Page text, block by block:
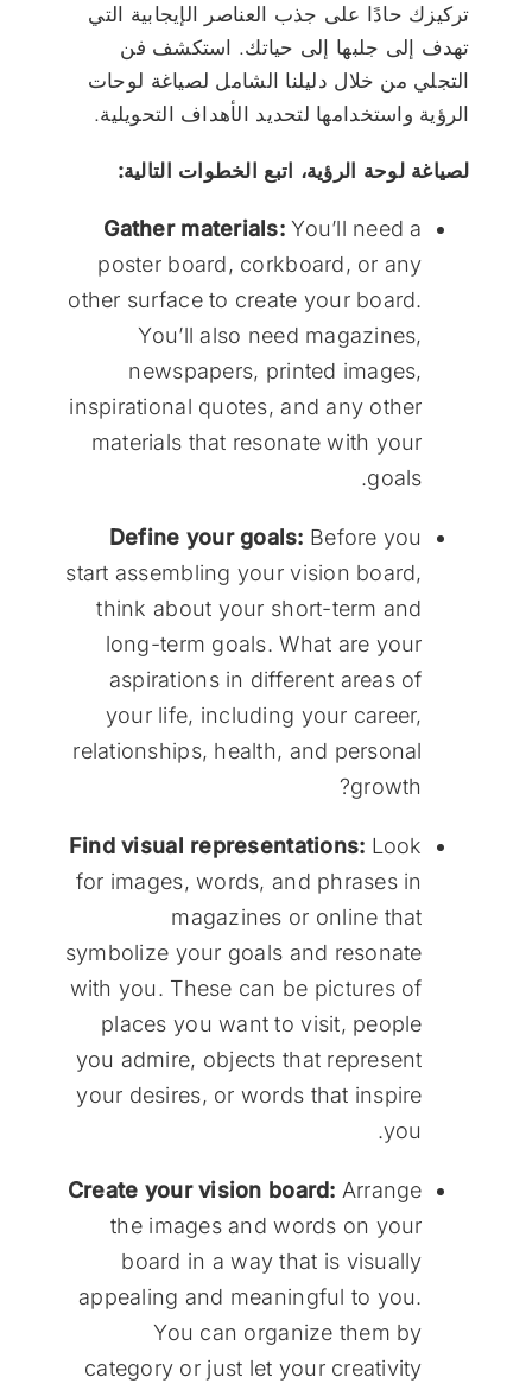
تركيزك حادًا على جذب العناصر الإيجابية التي
تهدف إلى جلبها إلى حياتك. استكشف فن
التجلي من خلال دليلنا الشامل لصياغة لوحات
الرؤية واستخدامها لتحديد الأهداف التحويلية.
لصياغة لوحة الرؤية، اتبع الخطوات التالية:
Gather materials:You’ll need a
poster board, corkboard, or any
other surface to create your board.
You’ll also need magazines,
newspapers, printed images,
inspirational quotes, and any other
materials that resonate with your
goals.
Define your goals: Before you
start assembling your vision board,
think about your short-term and
long-term goals. What are your
aspirations in different areas of
your life, including your career,
relationships, health, and personal
growth?
Find visual representations: Look
for images, words, and phrases in
magazines or online that
symbolize your goals and resonate
with you. These can be pictures of
places you want to visit, people
you admire, objects that represent
your desires, or words that inspire
you.
Create your vision board: Arrange
the images and words on your
board in a way that is visually
appealing and meaningful to you.
You can organize them by
category or just let your creativity